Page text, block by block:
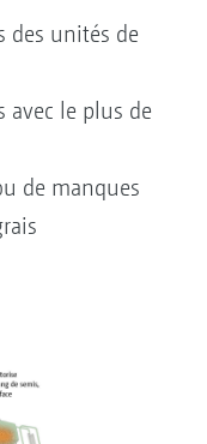
des unités de
avec le plus de
de manques